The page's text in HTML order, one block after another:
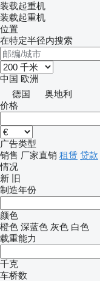
装载起重机
装载起重机
位置
在特定半径内搜索
中国 欧洲
德国
奥地利
价格
广告类型
销售 厂家直销 租赁 贷款
情况
新 旧
制造年份
颜色
橙色 深蓝色 灰色 白色
载重能力
千克
车桥数